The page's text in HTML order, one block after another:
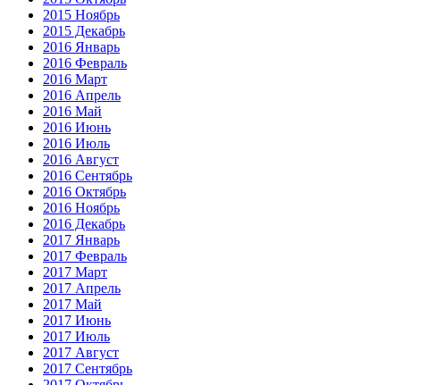
2015 Ноябрь
2015 Декабрь
2016 Январь
2016 Февраль
2016 Март
2016 Апрель
2016 Май
2016 Июнь
2016 Июль
2016 Август
2016 Сентябрь
2016 Октябрь
2016 Ноябрь
2016 Декабрь
2017 Январь
2017 Февраль
2017 Март
2017 Апрель
2017 Май
2017 Июнь
2017 Июль
2017 Август
2017 Сентябрь